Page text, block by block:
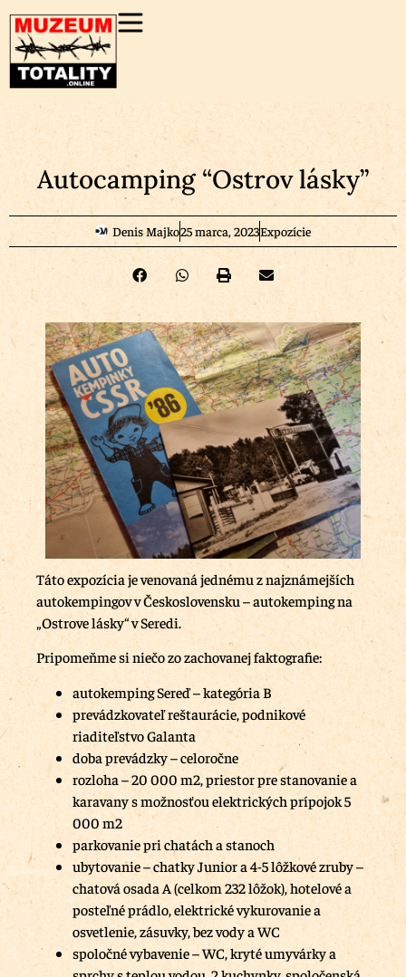
Autocamping “Ostrov lásky”
Denis Majko25 marca, 2023Expozície
Táto expozícia je venovaná jednému z najznámejších
autokempingov v Československu – autokemping na
„Ostrove lásky“ v Seredi.
Pripomeňme si niečo zo zachovanej faktografie:
autokemping Sereď – kategória B
prevádzkovateľ reštaurácie, podnikové
riaditeľstvo Galanta
doba prevádzky – celoročne
rozloha – 20 000 m2, priestor pre stanovanie a
karavany s možnosťou elektrických prípojok 5
000 m2
parkovanie pri chatách a stanoch
ubytovanie – chatky Junior a 4-5 lôžkové zruby –
chatová osada A (celkom 232 lôžok), hotelové a
posteľné prádlo, elektrické vykurovanie a
osvetlenie, zásuvky, bez vody a WC
spoločné vybavenie – WC, kryté umyvárky a